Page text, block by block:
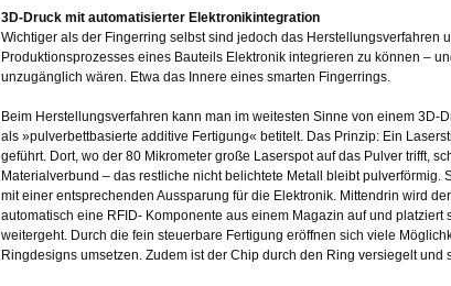
3D-Druck mit automatisierter Elektronikintegration
Wichtiger als der Fingerring selbst sind jedoch das Herstellungsverfahren
Produktionsprozesses eines Bauteils Elektronik integrieren zu können –
unzugänglich wären. Etwa das Innere eines smarten Fingerrings.
Beim Herstellungsverfahren kann man im weitesten Sinne von einem 3D-
als »pulverbettbasierte additive Fertigung« betitelt. Das Prinzip: Ein
geführt. Dort, wo der 80 Mikrometer große Laserspot auf das Pulver trifft,
Materialverbund – das restliche nicht belichtete Metall bleibt pulverförmig.
mit einer entsprechenden Aussparung für die Elektronik. Mittendrin wird
automatisch eine RFID- Komponente aus einem Magazin auf und
weitergeht. Durch die fein steuerbare Fertigung eröffnen sich viele
Ringdesigns umsetzen. Zudem ist der Chip durch den Ring versiegelt und